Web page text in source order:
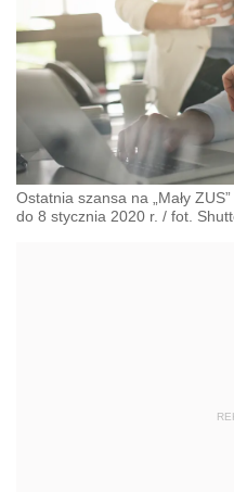
Ostatnia szansa na „Mały
do 8 stycznia 2020 r. / fot.